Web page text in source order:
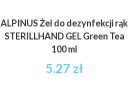
ALPINUS Żel do dezynfekcji rąk
STERILLHAND GEL Green Tea
100 ml
5.27 zł